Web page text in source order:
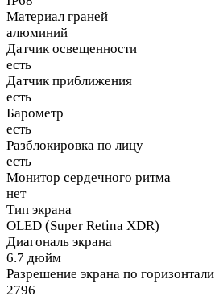
Материал граней
алюминий
Датчик освещенности
есть
Датчик приближения
есть
Барометр
есть
Разблокировка по лицу
есть
Монитор сердечного ритма
нет
Тип экрана
OLED (Super Retina XDR)
Диагональ экрана
6.7 дюйм
Разрешение экрана по горизонтали
2796